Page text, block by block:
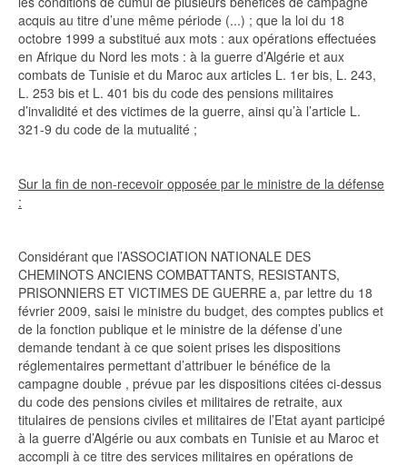
acquis au titre d’une même période (...) ; que la loi du 18
octobre 1999 a substitué aux mots : aux opérations effectuées
en Afrique du Nord les mots : à la guerre d’Algérie et aux
combats de Tunisie et du Maroc aux articles L. 1er bis, L. 243,
L. 253 bis et L. 401 bis du code des pensions militaires
d’invalidité et des victimes de la guerre, ainsi qu’à l’article L.
321-9 du code de la mutualité ;
Sur la fin de non-recevoir opposée par le ministre de la défense
:
Considérant que l’ASSOCIATION NATIONALE DES
CHEMINOTS ANCIENS COMBATTANTS, RESISTANTS,
PRISONNIERS ET VICTIMES DE GUERRE a, par lettre du 18
février 2009, saisi le ministre du budget, des comptes publics et
de la fonction publique et le ministre de la défense d’une
demande tendant à ce que soient prises les dispositions
réglementaires permettant d’attribuer le bénéfice de la
campagne double , prévue par les dispositions citées ci-dessus
du code des pensions civiles et militaires de retraite, aux
titulaires de pensions civiles et militaires de l’Etat ayant participé
à la guerre d’Algérie ou aux combats en Tunisie et au Maroc et
accompli à ce titre des services militaires en opérations de